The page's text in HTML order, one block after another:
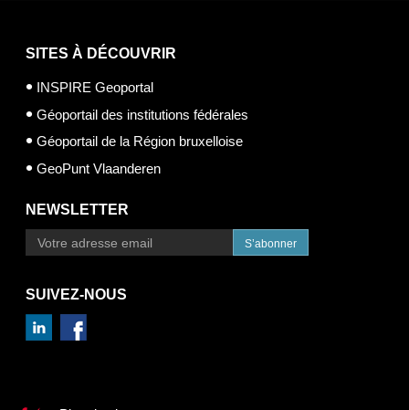
SITES À DÉCOUVRIR
INSPIRE Geoportal
Géoportail des institutions fédérales
Géoportail de la Région bruxelloise
GeoPunt Vlaanderen
NEWSLETTER
S’abonner
SUIVEZ-NOUS